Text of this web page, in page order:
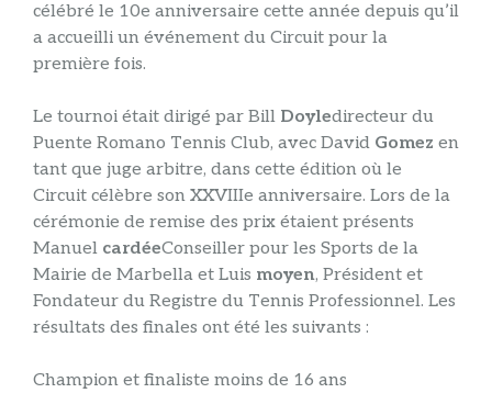
célébré le 10e anniversaire cette année depuis qu’il
a accueilli un événement du Circuit pour la
première fois.
Le tournoi était dirigé par Bill Doyledirecteur du
Puente Romano Tennis Club, avec David Gomez en
tant que juge arbitre, dans cette édition où le
Circuit célèbre son XXVIIIe anniversaire. Lors de la
cérémonie de remise des prix étaient présents
Manuel cardéeConseiller pour les Sports de la
Mairie de Marbella et Luis moyen, Président et
Fondateur du Registre du Tennis Professionnel. Les
résultats des finales ont été les suivants :
Champion et finaliste moins de 16 ans